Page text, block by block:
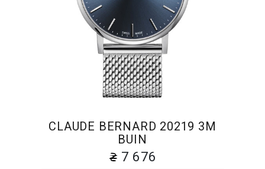
CLAUDE BERNARD 20219 3M
BUIN
7 676